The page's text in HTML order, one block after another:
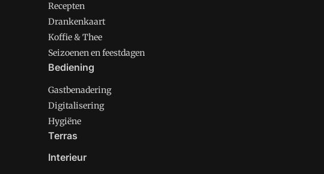
Recepten
Drankenkaart
Koffie & Thee
Seizoenen en feestdagen
Bediening
Gastbenadering
Digitalisering
Hygiëne
Terras
Interieur